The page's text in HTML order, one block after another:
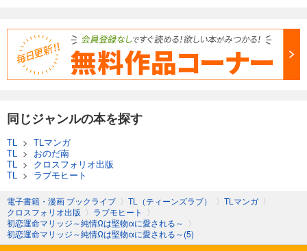
同じジャンルの本を探す
TL > TLマンガ
TL > おのだ南
TL > クロスフォリオ出版
TL > ラブモヒート
電子書籍・漫画 ブックライブ 〉 TL（ティーンズラブ） 〉 TLマンガ 〉
クロスフォリオ出版 〉 ラブモヒート
〉
初恋運命マリッジ～純情Ωは堅物αに愛される～ 〉
初恋運命マリッジ～純情Ωは堅物αに愛される～(5)